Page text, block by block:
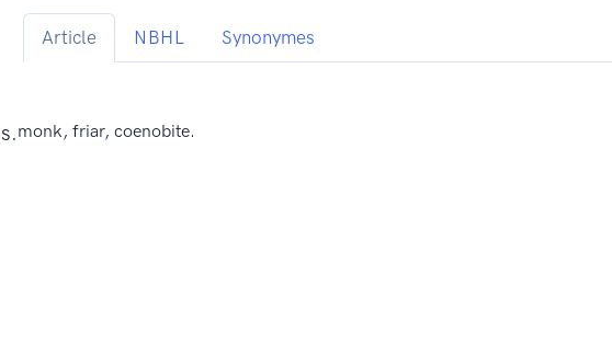
Article NBHL Synonymes
s.monk, friar, coenobite.